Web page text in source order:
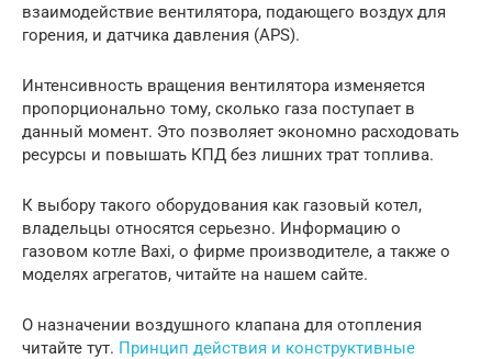
взаимодействие вентилятора, подающего воздух для
горения, и датчика давления (APS).
Интенсивность вращения вентилятора изменяется
пропорционально тому, сколько газа поступает в
данный момент. Это позволяет экономно расходовать
ресурсы и повышать КПД без лишних трат топлива.
К выбору такого оборудования как газовый котел,
владельцы относятся серьезно. Информацию о
газовом котле Baxi, о фирме производителе, а также о
моделях агрегатов, читайте на нашем сайте.
О назначении воздушного клапана для отопления
читайте тут. Принцип действия и конструктивные